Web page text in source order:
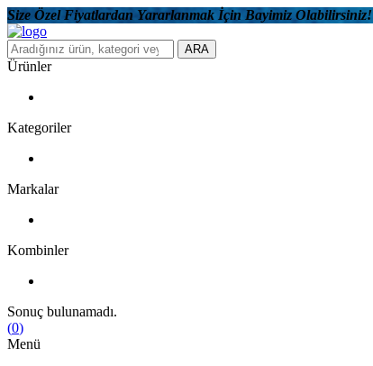
Size Özel Fiyatlardan Yararlanmak İçin Bayimiz Olabilirsiniz!
ARA
Ürünler
Kategoriler
Markalar
Kombinler
Sonuç bulunamadı.
(0)
Menü